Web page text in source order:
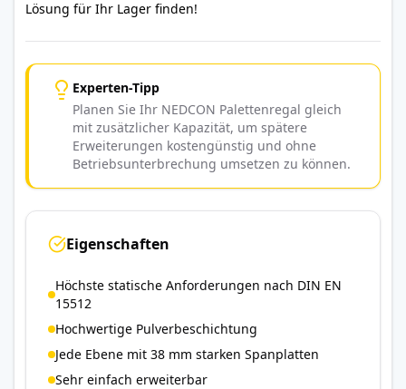
Lösung für Ihr Lager finden!
Experten-Tipp
Planen Sie Ihr NEDCON Palettenregal gleich
mit zusätzlicher Kapazität, um spätere
Erweiterungen kostengünstig und ohne
Betriebsunterbrechung umsetzen zu können.
Eigenschaften
Höchste statische Anforderungen nach DIN EN
15512
Hochwertige Pulverbeschichtung
Jede Ebene mit 38 mm starken Spanplatten
Sehr einfach erweiterbar